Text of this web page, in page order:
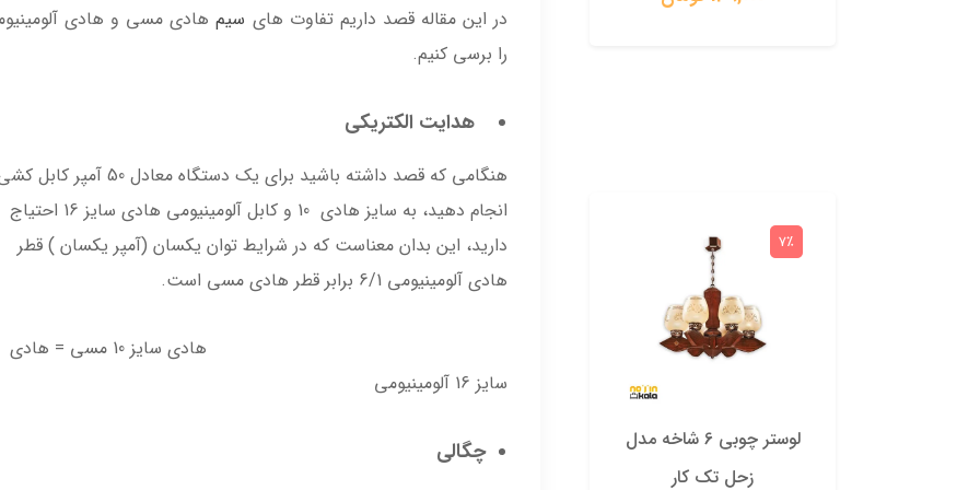
در این مقاله قصد داریم تفاوت های سیم هادی مسی و هادی
را برسی کنیم.
هدایت الکتریکی
هنگامی که قصد داشته باشید برای یک دستگاه معادل 50 آمپر
انجام دهید، به سایز هادی 10 و کابل آلومینیومی هادی سایز 16 احتیاج
دارید، این بدان معناست که در شرایط توان یکسان (آمپر یکسان ) قطر
هادی آلومینیومی 6/1 برابر قطر هادی مسی است.
هادی سایز 10 مسی = هادی
سایز 16 آلومینیومی
چگالی
سی دار ) + ریموت کنترلر
ناموجود
838T
لوستر چوبی 6 شاخه مدل
زحل تک کار
7٪ 11٪